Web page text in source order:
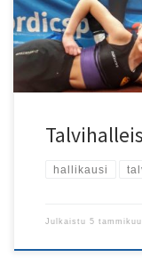
Bojang pyrähti
hallikausi
Julkaistu 5